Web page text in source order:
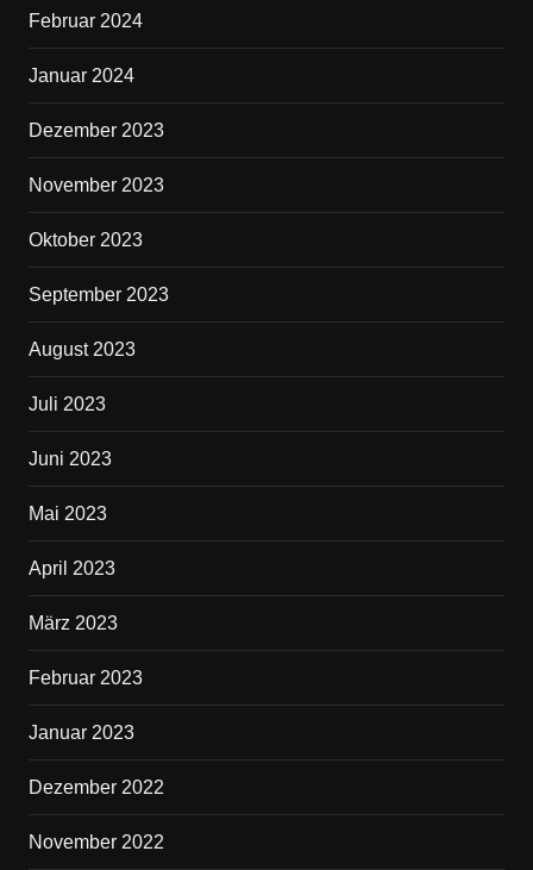
Februar 2024
Januar 2024
Dezember 2023
November 2023
Oktober 2023
September 2023
August 2023
Juli 2023
Juni 2023
Mai 2023
April 2023
März 2023
Februar 2023
Januar 2023
Dezember 2022
November 2022